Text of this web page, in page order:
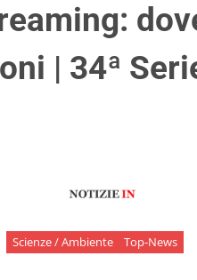
| 34ª
Scienze / Ambiente Top-News